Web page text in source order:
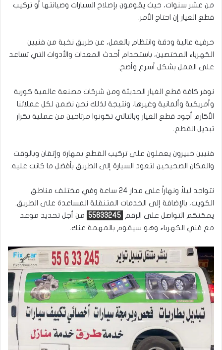
من عشر سنوات، حيث يقومون بإصلاح السيارات وصيانتها أو تركيب
قطع الغيار إن احتاج الأمر.
حرفية عالية ودقة وانتظام بالعمل، عن طريق نخبة من فنيين
الكهرباء المختصين، باستخدام أحدث المعدات والأدوات التي تساعد
على العمل بشكل أسرع وأصح.
نوفر كافة قطع الغيار الحديثة ومن شركات مصنعة عالمية كورية
وأمريكية وألمانية وغيرها، ونتيجة لذلك نحن نضمن لكل عملائنا
الأكارم أجود قطع الغيار وبالتالي تكونوا مرتاحين من عملية تكرار
تبديل القطع.
فنيين خبيرون يعملون على تركيب القطع بمهارة وإتقان وبالوقت
والمكان الصحيحين لتعود السيارة إلى الطريق بأفضل ما كانت عليه.
نتواجد ليلاً ونهاراً على مدار 24 ساعة وفي مختلف مناطق
الكويت، بالإضافة إلى الخدمات المتنقلة المساعدة على الطريق.
يمكنكم التواصل على الرقم
55633245 من أجل تحديد موعد
مع فني الكهرباء وهو سيقوم بالمهمة عنك.